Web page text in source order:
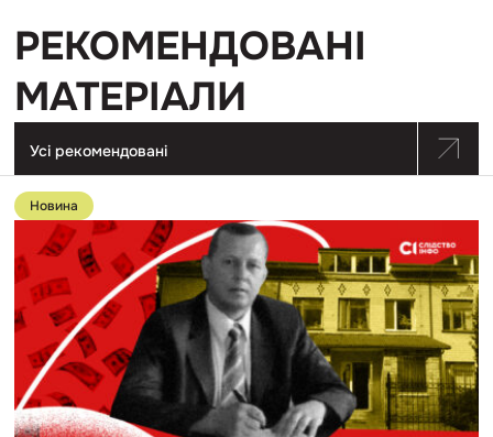
РЕКОМЕНДОВАНІ
МАТЕРІАЛИ
Усі рекомендовані
Перейти
до
публікації
Засуджений
корупцію
суддя
майже
два
керував
судом
отримував
понад
Новина